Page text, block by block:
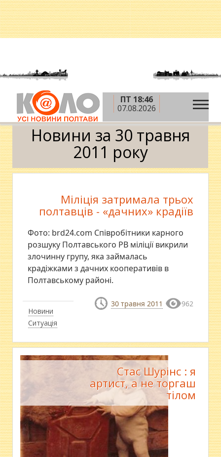
ПТ 18:46
07.08.2026
Головна » 2011 рік » травень »30 травня
Календар
Новини за 30 травня
2011 року
Новини
Ситуація
Міліція затримала трьох
полтавців - «дачних» крадіїв
Фото: brd24.com Співробітники карного
розшуку Полтавського РВ міліції викрили
злочинну групу, яка займалась
крадіжками з дачних кооперативів в
Полтавському районі.
30 травня 2011 962
Стас Шурінс : я
артист, а не торгаш
тілом